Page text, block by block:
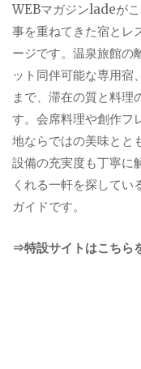
WEBマガジンladeが
事を重ねてきた宿とレ
ージです。温泉旅館の
ット同伴可能な専用宿
まで、滞在の質と料理
す。会席料理や創作フ
地ならではの美味とと
設備の充実度も丁寧に
くれる一軒を探してい
ガイドです。
⇒特設サイトはこちら